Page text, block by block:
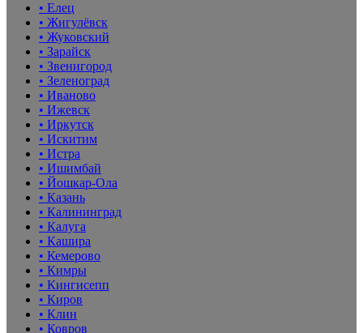
• Елец
• Жигулёвск
• Жуковский
• Зарайск
• Звенигород
• Зеленоград
• Иваново
• Ижевск
• Иркутск
• Искитим
• Истра
• Ишимбай
• Йошкар-Ола
• Казань
• Калининград
• Калуга
• Кашира
• Кемерово
• Кимры
• Кингисепп
• Киров
• Клин
• Ковров